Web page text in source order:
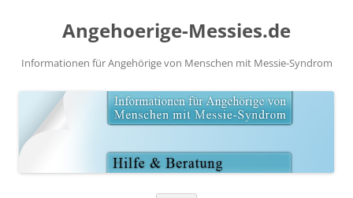
Angehoerige-Messies.de
Informationen für Angehörige von Menschen mit Messie-Syndrom